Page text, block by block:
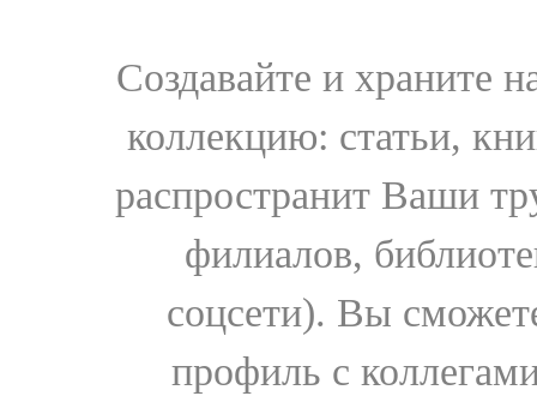
Создавайте и храните
коллекцию: статьи,
распространит Ваши
филиалов,
соцсети). Вы
профиль с